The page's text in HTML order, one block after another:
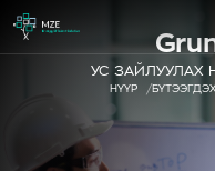
УС ЗАЙЛУУЛАХ
НҮҮР